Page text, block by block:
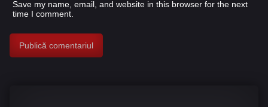
Save my name, email, and website in this browser for the next
time I comment.